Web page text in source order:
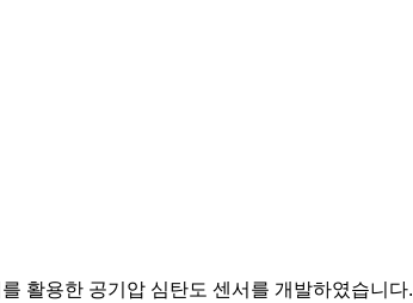
활용한 공기압 심탄도 센서를 개발하였습니다.